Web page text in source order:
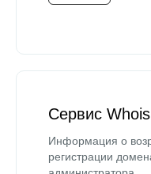
Сервис Whois
Информация о
регистрации